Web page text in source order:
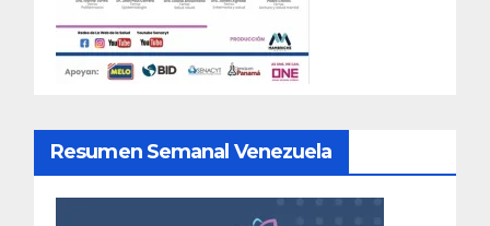
Resumen Semanal Venezuela